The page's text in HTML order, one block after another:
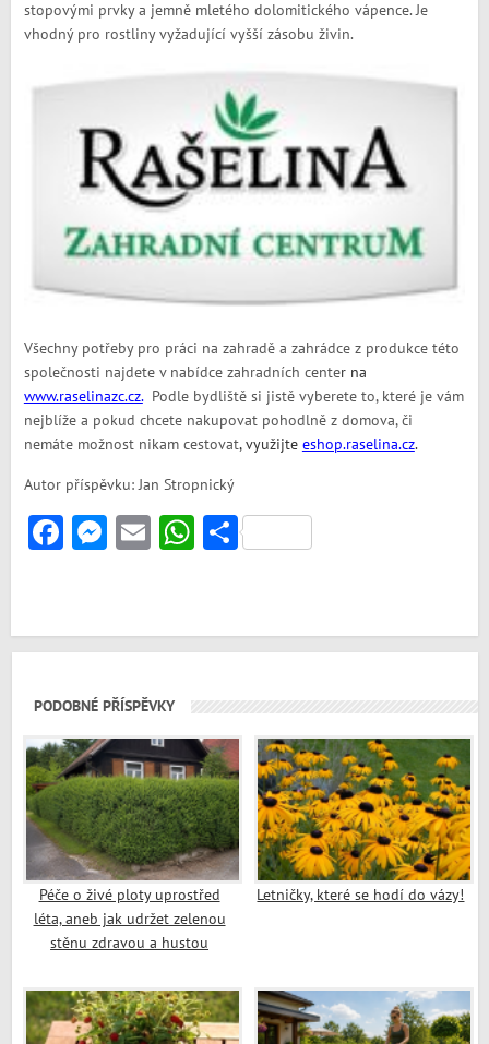
stopovými prvky a jemně mletého dolomitického vápence. Je
vhodný pro rostliny vyžadující vyšší zásobu živin.
Všechny potřeby pro práci na zahradě a zahrádce z produkce této
společnosti najdete v nabídce zahradních center na
www.raselinazc.cz.Podle bydliště si jistě vyberete to, které je vám
nejblíže a pokud chcete nakupovat pohodlně z domova, či
nemáte možnost nikam cestovat, využijte eshop.raselina.cz.
Autor příspěvku: Jan Stropnický
Facebook
Messenger
EmailWhatsApp
Share
PODOBNÉ PŘÍSPĚVKY
Péče o živé ploty uprostřed
léta, aneb jak udržet zelenou
stěnu zdravou a hustou
Letničky, které se hodí do vázy!